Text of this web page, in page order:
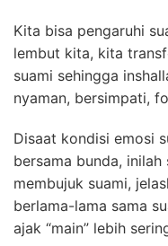
Kita bisa pengaruhi
lembut kita, kita
suami sehingga
nyaman, bersimpati,
Disaat kondisi emosi
bersama bunda,
membujuk suami,
berlama-lama sama
ajak “main” lebih